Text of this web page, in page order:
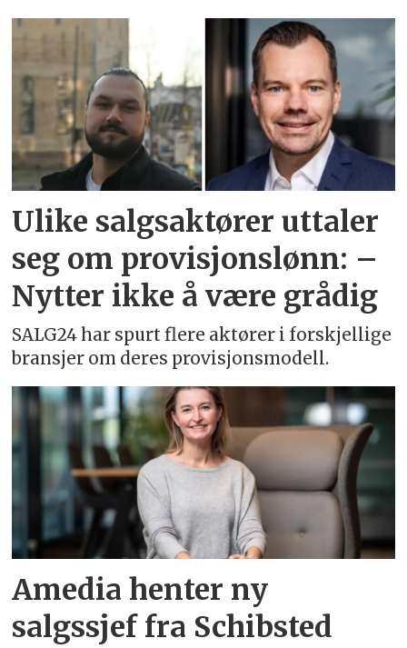
Emne:
christian
thu
Ulike salgsaktører uttaler
seg om provisjonslønn: –
Nytter ikke å være grådig
SALG24 har spurt flere aktører i forskjellige
bransjer om deres provisjonsmodell.
Amedia henter ny
salgssjef fra Schibsted